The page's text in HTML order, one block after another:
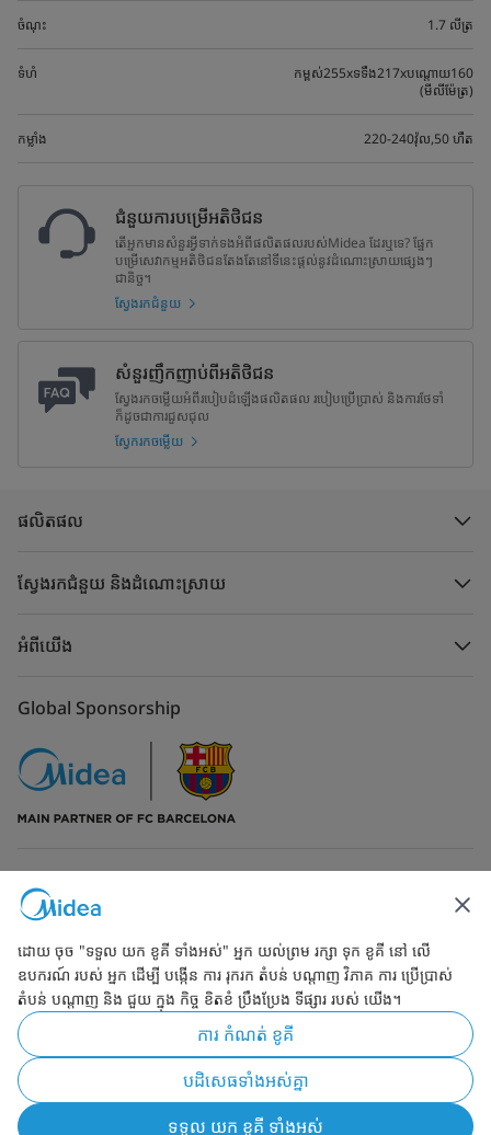
ចំណុះ 1.7 លីត្រ
ទំហំ
កម្ពស់255xទទឹង217xបណ្តោយ160
(មីលីម៉ែត្រ)
កម្លាំង 220-240វ៉ុល,50 ហឺត
ជំនួយការបម្រើអតិថិជន
តើអ្នកមានសំនួរអ្វីទាក់ទងអំពីផលិតផលរបស់Midea ដែរឬទេ? ផ្នែក
បម្រើសេវាកម្មអតិថិជនតែងតែនៅទីនេះផ្តល់នូវដំណោះស្រាយផ្សេងៗ
ជានិច្ច។
ស្វែងរកជំនួយ
សំនួរញឹកញាប់ពីអតិថិជន
ស្វែងរកចម្លើយអំពីរបៀបដំឡើងផលិតផល របៀបប្រើប្រាស់ និងការថែទាំ
ក៏ដូចជាការជួសជុល
ស្វែករកចម្លើយ
ផលិតផល
ស្វែងរកជំនួយ និងដំណោះស្រាយ
អំពីយើង
Global Sponsorship
ទំនាក់ទំនងមកកាន់យើង
Simply ideal
រក្សាកម្មសិទ្ធ 2026 ដោយMidea. ក្រុមហ៊ុនសូមរក្សាកម្មសិទ្ធក្នុងការកែប្រែ
ឯកជនភាព
ដោយ ចុច "ទទួល យក ខូគី ទាំងអស់" អ្នក យល់ព្រម រក្សា ទុក ខូគី នៅ លើ
ឧបករណ៍ របស់ អ្នក ដើម្បី បង្កើន ការ រុករក តំបន់ បណ្ដាញ វិភាគ ការ ប្រើប្រាស់
តំបន់ បណ្ដាញ និង ជួយ ក្នុង កិច្ច ខិតខំ ប្រឹងប្រែង ទីផ្សារ របស់ យើង។
ការ កំណត់ ខូគី
បដិសេធទាំងអស់គ្នា
ទទួល យក ខូគី ទាំងអស់